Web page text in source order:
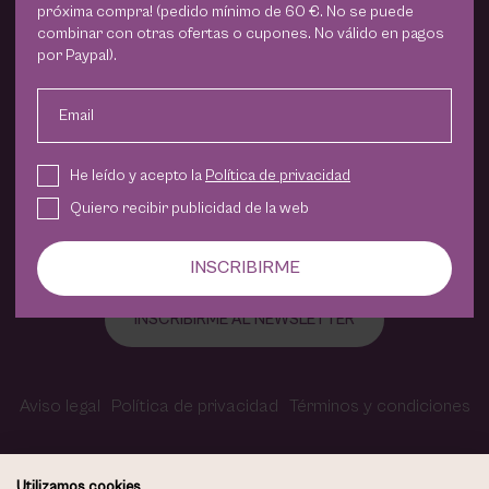
Nos encanta poder acercarte un poquito de Violeta
Carvajal Centro de Maquillaje y Estética a casa.
Te ofrecemos los productos que nosotros utilizamos en
nuestro centro y que son siempre garantía de buenos
resultados.
INSCRIBIRME AL NEWSLETTER
Aviso legal Política de privacidad Términos y condiciones
Política de cookies Contacto Accesibilidad
próxima compra! (pedido mínimo de 60 €. No se puede
combinar con otras ofertas o cupones. No válido en pagos
por Paypal).
Email
He leído y acepto la Política de privacidad
Quiero recibir publicidad de la web
INSCRIBIRME
PHARM FOOT
UTSUKUSY
VICTORIA VYNN